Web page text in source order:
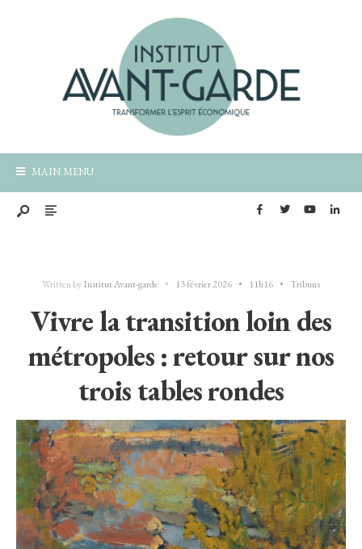
MAIN MENU
Written byInstitut Avant-garde • 13 février 2026 • 11h16 • Tribuns
Vivre la transition loin des
métropoles : retour sur nos
trois tables rondes